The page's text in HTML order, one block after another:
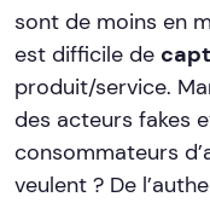
sont de moins en
est difficile de
produit/service.
des acteurs fakes
consommateurs
veulent ? De